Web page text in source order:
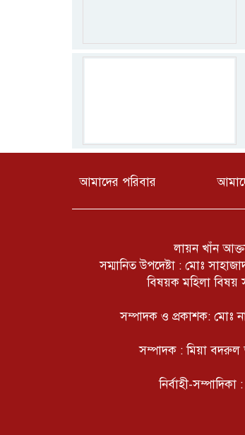
আমাদের পরিবার
লায়ন খাঁন
সম্মানিত উপদেষ্টা : মোঃ
বিষয়ক মহিলা বিষয়
সম্পাদক ও প্রকাশক: মোঃ
সম্পাদক : মিয়া বদরুল
নির্বাহী-